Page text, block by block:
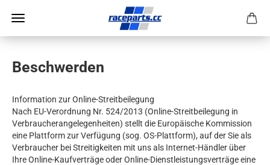
Beschwerden
Information zur Online-Streitbeilegung
Nach EU-Verordnung Nr. 524/2013 (Online-Streitbeilegung in
Verbraucherangelegenheiten) stellt die Europäische Kommission
eine Plattform zur Verfügung (sog. OS-Plattform), auf der Sie als
Verbraucher bei Streitigkeiten mit uns als Internet-Händler über
Ihre Online-Kaufverträge oder Online-Dienstleistungsverträge eine